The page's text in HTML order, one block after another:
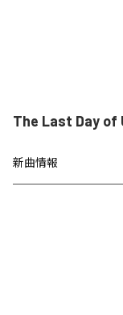
The Last Day of
新曲情報